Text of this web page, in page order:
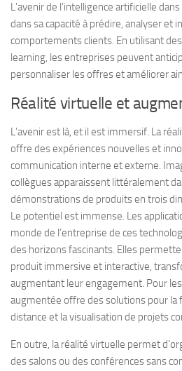
L’avenir de l’intelligence artificielle
dans sa capacité à prédire, analyser et
comportements clients. En utilisant
learning, les entreprises peuvent
personnaliser les offres et améliorer
Réalité virtuelle et
L’avenir est là, et il est immersif. La
offre des expériences nouvelles et
communication interne et externe.
collègues apparaissent littéralement
démonstrations de produits en trois
Le potentiel est immense. Les
monde de l’entreprise de ces
des horizons fascinants. Elles
produit immersive et interactive,
augmentant leur engagement. Pour
augmentée offre des solutions pour la
distance et la visualisation de projets
En outre, la réalité virtuelle permet
des salons ou des conférences sans